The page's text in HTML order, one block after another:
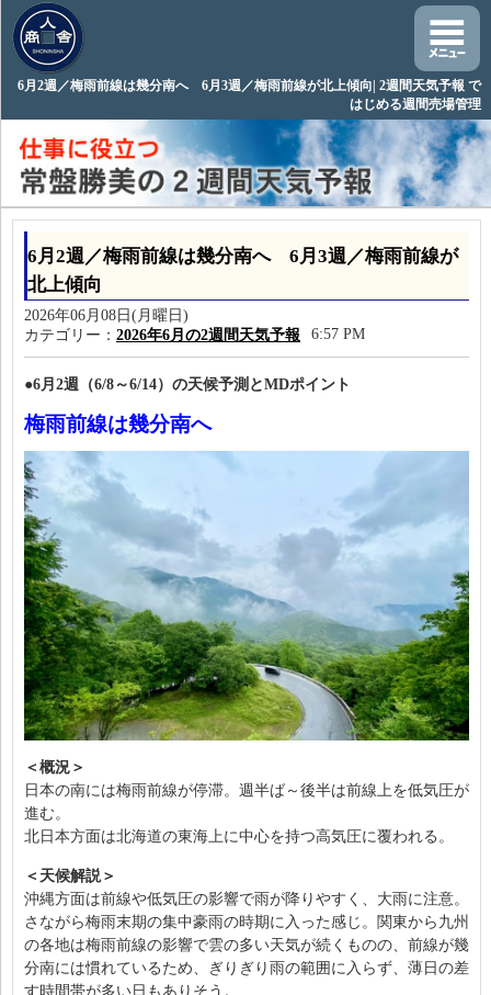
6月2週／梅雨前線は幾分南へ 6月3週／梅雨前線が北上傾向| 2週間天気予報 で
はじめる週間売場管理
6月2週／梅雨前線は幾分南へ 6月3週／梅雨前線が
北上傾向
2026年06月08日(月曜日)
カテゴリー： 2026年6月の2週間天気予報 6:57 PM
●6月2週（6/8～6/14）の天候予測とMDポイント
梅雨前線は幾分南へ
＜概況＞
日本の南には梅雨前線が停滞。週半ば～後半は前線上を低気圧が
進む。
北日本方面は北海道の東海上に中心を持つ高気圧に覆われる。
＜天候解説＞
沖縄方面は前線や低気圧の影響で雨が降りやすく、大雨に注意。
さながら梅雨末期の集中豪雨の時期に入った感じ。関東から九州
の各地は梅雨前線の影響で雲の多い天気が続くものの、前線が幾
分南には慣れているため、ぎりぎり雨の範囲に入らず、薄日の差
す時間帯が多い日もありそう。